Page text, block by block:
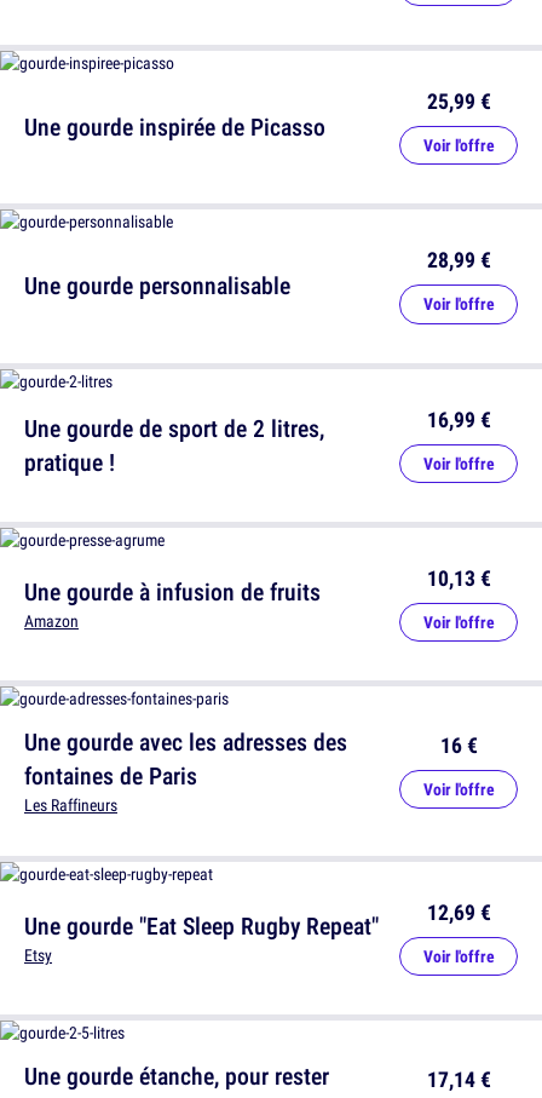
Une gourde personnalisable
28,99 €
Voir l'offre
Une gourde à infusion de fruits
Amazon
10,13 €
Voir l'offre
Une gourde "Eat Sleep Rugby Repeat"
Etsy
12,69 €
Voir l'offre
Une gourde inspirée de Picasso
25,99 €
Voir l'offre
Une gourde de sport de 2 litres,
pratique !
16,99 €
Voir l'offre
Une gourde avec les adresses des
fontaines de Paris
Les Raffineurs
16 €
Voir l'offre
Une gourde étanche, pour rester
17,14 €